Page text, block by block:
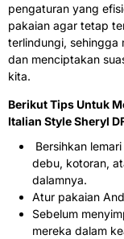
pengaturan yang
pakaian agar tetap
terlindungi, sehingga
dan menciptakan
kita.
Berikut Tips Untuk
Italian Style Sheryl
Bersihkan
debu, kotoran,
dalamnya.
Atur pakaian
Sebelum
mereka dalam